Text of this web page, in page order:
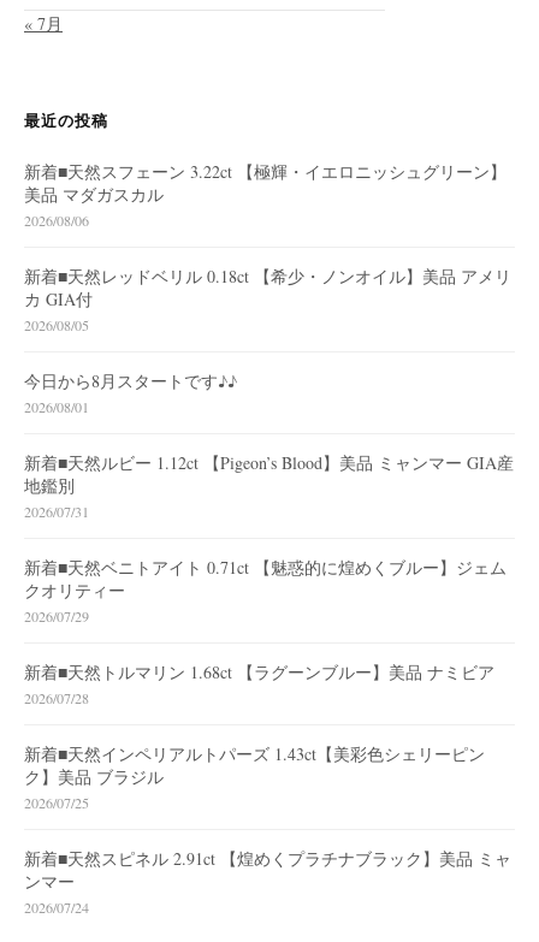
« 7月
最近の投稿
新着■天然スフェーン 3.22ct 【極輝・イエロニッシュグリーン】
美品 マダガスカル
2026/08/06
新着■天然レッドベリル 0.18ct 【希少・ノンオイル】美品 アメリ
カ GIA付
2026/08/05
今日から8月スタートです♪♪
2026/08/01
新着■天然ルビー 1.12ct 【Pigeon’s Blood】美品 ミャンマー GIA産
地鑑別
2026/07/31
新着■天然ベニトアイト 0.71ct 【魅惑的に煌めくブルー】ジェム
クオリティー
2026/07/29
新着■天然トルマリン 1.68ct 【ラグーンブルー】美品 ナミビア
2026/07/28
新着■天然インペリアルトパーズ 1.43ct【美彩色シェリーピン
ク】美品 ブラジル
2026/07/25
新着■天然スピネル 2.91ct 【煌めくプラチナブラック】美品 ミャ
ンマー
2026/07/24